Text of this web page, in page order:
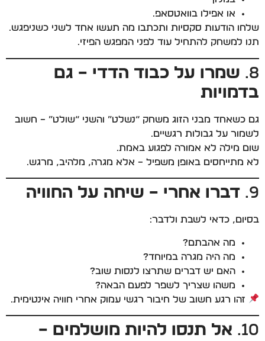
או אפילו בוואטסאפ…
שלחו הודעות סקסיות ותכתבו מה תעשו אחד לשני כשניפגש…
תנו למשחק להתחיל עוד לפני המפגש הפיזי.
8.
שמרו על כבוד הדדי – גם
בדמויות
גם כשאחד מבני הזוג משחק “נשלט” והשני “שולט” – חשוב
לשמור על גבולות רגשיים.
שום מילה לא אמורה לפגוע באמת.
לא מתייחסים באופן משפיל – אלא מגרה, מלהיב, מרגש.
9. דברו אחרי – שיחה על החוויה
בסיום, כדאי לשבת ולדבר:
מה אהבתם?
מה היה מגרה במיוחד?
האם יש דברים שתרצו לנסות שוב?
משהו שצריך לשפר לפעם הבאה?
זהו רגע חשוב של חיבור רגשי עמוק אחרי חוויה אינטימית.
10.
אל תנסו להיות מושלמים –